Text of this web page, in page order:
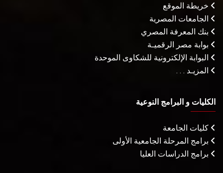
خريطة الموقع
الجامعات المصرية
بنك المعرفة المصري
بوابة مصر الرقميـة
البوابة الإلكترونية للشكاوى الموحدة
المزيـد . . .
الكليات و البرامج النوعية
كليات الجامعة
برامج المرحلة الجامعية الأولى
برامج الدراسات العليا